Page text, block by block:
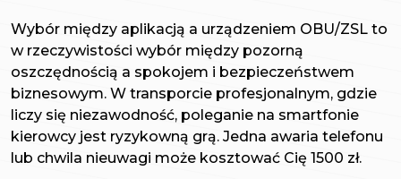
Wybór między aplikacją a urządzeniem OBU/ZSL to
w rzeczywistości wybór między pozorną
oszczędnością a spokojem i bezpieczeństwem
biznesowym. W transporcie profesjonalnym, gdzie
liczy się niezawodność, poleganie na smartfonie
kierowcy jest ryzykowną grą. Jedna awaria telefonu
lub chwila nieuwagi może kosztować Cię 1500 zł.